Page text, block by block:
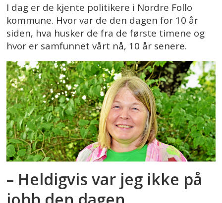
I dag er de kjente politikere i Nordre Follo
kommune. Hvor var de den dagen for 10 år
siden, hva husker de fra de første timene og
hvor er samfunnet vårt nå, 10 år senere.
– Heldigvis var jeg ikke på